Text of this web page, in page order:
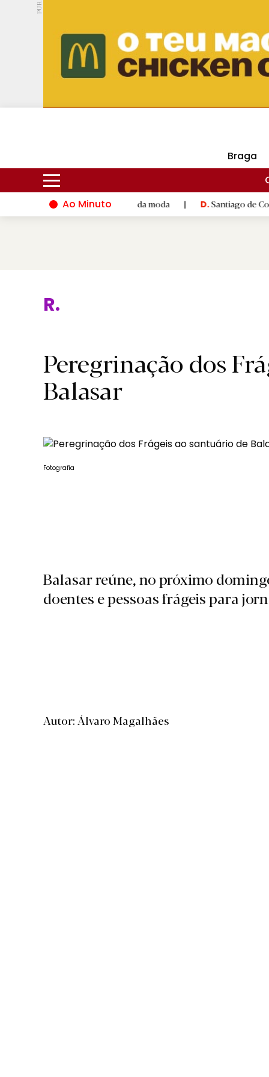
PUB.
Hoje 18ºC 29ºC DMtv
Braga
Ao Minuto
à inovação do mundo da moda | D.Santiago de Compostela
Reli
Peregrinação dos
Balasar
Fotografia
Balasar reúne, no próximo
doentes e pessoas frágeis para
Autor: Álvaro Magalhães